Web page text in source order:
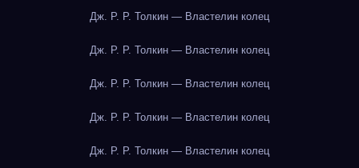
Дж. Р. Р. Толкин — Властелин колец
Дж. Р. Р. Толкин — Властелин колец
Дж. Р. Р. Толкин — Властелин колец
Дж. Р. Р. Толкин — Властелин колец
Дж. Р. Р. Толкин — Властелин колец